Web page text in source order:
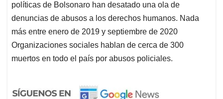
políticas de Bolsonaro han desatado una ola de
denuncias de abusos a los derechos humanos. Nada
más entre enero de 2019 y septiembre de 2020
Organizaciones sociales hablan de cerca de 300
muertos en todo el país por abusos policiales.